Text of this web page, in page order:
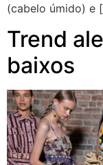
(cabelo úmido) e
Trend
baixos